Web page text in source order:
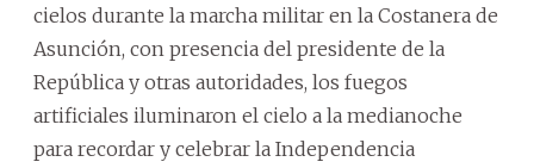
cielos durante la marcha militar en la Costanera de
Asunción, con presencia del presidente de la
República y otras autoridades, los fuegos
artificiales iluminaron el cielo a la medianoche
para recordar y celebrar la Independencia